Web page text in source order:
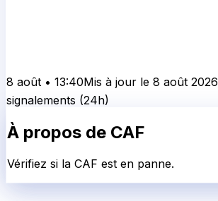
8 août • 13:40Mis à jour le 8 août 2026
signalements (24h)
À propos de CAF
Vérifiez si la CAF est en panne.